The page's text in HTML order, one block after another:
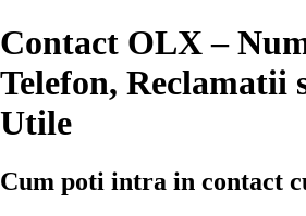
Contact OLX –
Telefon,
Utile
Cum poti intra in contact